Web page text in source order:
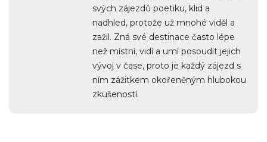
svých zájezdů poetiku, klid a
nadhled, protože už mnohé viděl a
zažil. Zná své destinace často lépe
než místní, vidí a umí posoudit jejich
vývoj v čase, proto je každý zájezd s
ním zážitkem okořeněným hlubokou
zkušeností.